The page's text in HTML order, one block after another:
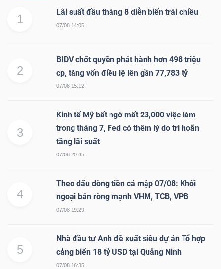
1
Lãi suất đầu tháng 8 diễn biến trái chiều
07/08 14:05
2
BIDV chốt quyền phát hành hơn 498 triệu
cp, tăng vốn điều lệ lên gần 77,783 tỷ
07/08 15:12
3
Kinh tế Mỹ bất ngờ mất 23,000 việc làm
trong tháng 7, Fed có thêm lý do trì hoãn
tăng lãi suất
07/08 20:45
4
Theo dấu dòng tiền cá mập 07/08: Khối
ngoại bán ròng mạnh VHM, TCB, VPB
07/08 19:29
5
Nhà đầu tư Anh đề xuất siêu dự án Tổ hợp
cảng biển 18 tỷ USD tại Quảng Ninh
07/08 16:35